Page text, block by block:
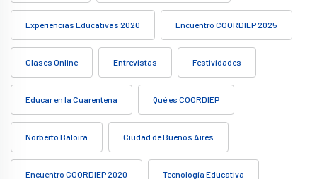
Experiencias Educativas 2020 Encuentro COORDIEP 2025
Clases Online Entrevistas Festividades
Educar en la Cuarentena Qué es COORDIEP
Norberto Baloira Ciudad de Buenos Aires
Encuentro COORDIEP 2020 Tecnología Educativa